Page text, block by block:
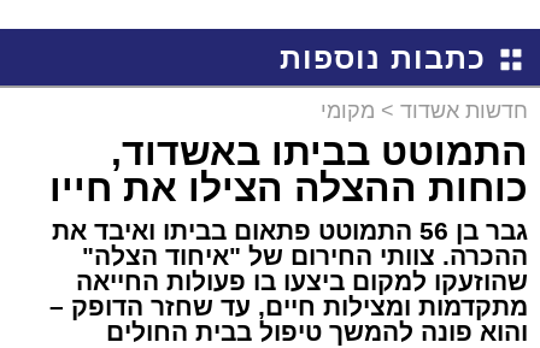
כתבות נוספות
חדשות אשדוד > מקומי
התמוטט בביתו באשדוד,
כוחות ההצלה הצילו את חייו
גבר בן 56 התמוטט פתאום בביתו ואיבד את
ההכרה. צוותי החירום של "איחוד הצלה"
שהוזעקו למקום ביצעו בו פעולות החייאה
מתקדמות ומצילות חיים, עד שחזר הדופק –
והוא פונה להמשך טיפול בבית החולים